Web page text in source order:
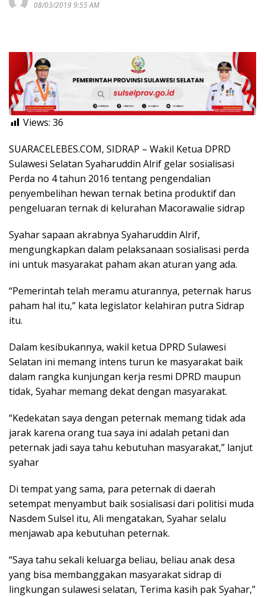
08/03/2019 9:55 AM
Views: 36
SUARACELEBES.COM, SIDRAP – Wakil Ketua DPRD
Sulawesi Selatan Syaharuddin Alrif gelar sosialisasi
Perda no 4 tahun 2016 tentang pengendalian
penyembelihan hewan ternak betina produktif dan
pengeluaran ternak di kelurahan Macorawalie sidrap
Syahar sapaan akrabnya Syaharuddin Alrif,
mengungkapkan dalam pelaksanaan sosialisasi perda
ini untuk masyarakat paham akan aturan yang ada.
“Pemerintah telah meramu aturannya, peternak harus
paham hal itu,” kata legislator kelahiran putra Sidrap
itu.
Dalam kesibukannya, wakil ketua DPRD Sulawesi
Selatan ini memang intens turun ke masyarakat baik
dalam rangka kunjungan kerja resmi DPRD maupun
tidak, Syahar memang dekat dengan masyarakat.
“Kedekatan saya dengan peternak memang tidak ada
jarak karena orang tua saya ini adalah petani dan
peternak jadi saya tahu kebutuhan masyarakat,” lanjut
syahar
Di tempat yang sama, para peternak di daerah
setempat menyambut baik sosialisasi dari politisi muda
Nasdem Sulsel itu, Ali mengatakan, Syahar selalu
menjawab apa kebutuhan peternak.
“Saya tahu sekali keluarga beliau, beliau anak desa
yang bisa membanggakan masyarakat sidrap di
lingkungan sulawesi selatan, Terima kasih pak Syahar,”